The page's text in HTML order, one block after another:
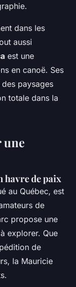
dans les
aussi
est une
en canoë. Ses
paysages
totale dans la
une
havre de paix
au Québec, est
de
propose une
à explorer. Que
de
la Mauricie